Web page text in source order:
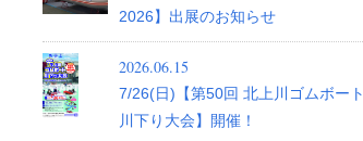
2026】出展のお知らせ
2026.06.15
7/26(日)【第50回 北上川ゴムボート
川下り大会】開催！